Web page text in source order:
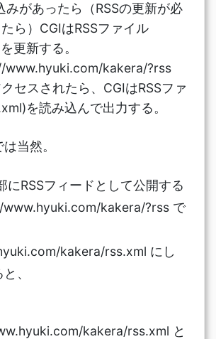
みがあったら（RSSの更新が必
ら）CGIはRSSファイル
更新する。
www.hyuki.com/kakera/?rss
セスされたら、CGIはRSSファ
を読み込んで出力する。
当然。
にRSSフィードとして公開する
www.hyuki.com/kakera/?rss で
kakera/rss.xml にし
、
kakera/rss.xml と